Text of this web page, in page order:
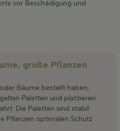
vor Beschädigung und
große Pflanzen
Bäume bestellt haben,
Paletten und platzieren
Die Paletten sind stabil
Pflanzen optimalen Schutz.